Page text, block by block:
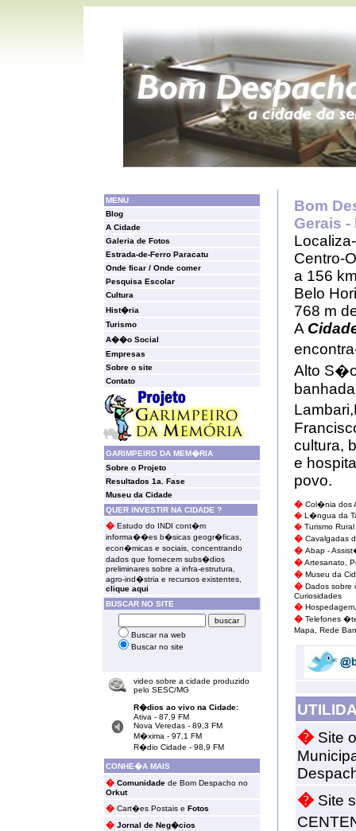
MENU
Blog
A Cidade
Galeria de Fotos
Estrada-de-Ferro Paracatu
Onde ficar / Onde comer
Pesquisa Escolar
Cultura
Hist�ria
Turismo
A��o Social
Empresas
Sobre o site
Contato
GARIMPEIRO DA MEM�RIA
Sobre o Projeto
Resultados 1a. Fase
Museu da Cidade
QUER INVESTIR NA CIDADE ?
� Estudo do INDI cont�m
informa��es b�sicas geogr�ficas,
econ�micas e sociais, concentrando
dados que fornecem subs�dios
preliminares sobre a infra-estrutura,
agro-ind�stria e recursos existentes,
clique aqui
BUSCAR NO SITE
Buscar na web
Buscar no site
video sobre a cidade produzido
pelo SESC/MG
R�dios ao vivo na Cidade:
Ativa - 87,9 FM
Nova Veredas - 89,3 FM
M�xima - 97,1 FM
R�dio Cidade - 98,9 FM
CONHE�A MAIS
� Comunidade de Bom Despacho no
Orkut
� Cart�es Postais e Fotos
� Jornal de Neg�cios
Bom
Gerais -
L
Centro-
a 156
Belo
768 m
A
Alto
Lambari,
cultura,
e
povo.
� Col�nia dos
� L�ngua da
� Turismo
� Cavalgadas
� Abap -
�Artesanato
� Museu da
� Dados
Curiosidades
�
� Telefones
Mapa, Rede
� Site
� Site